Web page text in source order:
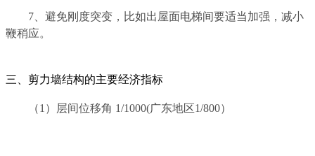
7、避免刚度突变，比如出屋面电梯间要适当加强，减小
鞭稍应。
三、剪力墙结构的主要经济指标
（1）层间位移角 1/1000(广东地区1/800）